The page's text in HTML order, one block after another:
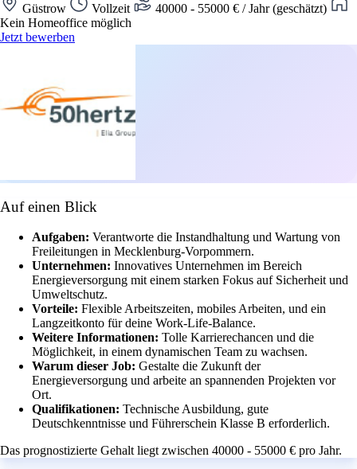
Güstrow Vollzeit
40000 - 55000 € / Jahr (geschätzt)
Kein Homeoffice möglich
Jetzt bewerben
Auf einen Blick
Aufgaben: Verantworte die Instandhaltung und Wartung von
Freileitungen in Mecklenburg-Vorpommern.
Unternehmen: Innovatives Unternehmen im Bereich
Energieversorgung mit einem starken Fokus auf Sicherheit und
Umweltschutz.
Vorteile: Flexible Arbeitszeiten, mobiles Arbeiten, und ein
Langzeitkonto für deine Work-Life-Balance.
Weitere Informationen: Tolle Karrierechancen und die
Möglichkeit, in einem dynamischen Team zu wachsen.
Warum dieser Job: Gestalte die Zukunft der
Energieversorgung und arbeite an spannenden Projekten vor
Ort.
Qualifikationen: Technische Ausbildung, gute
Deutschkenntnisse und Führerschein Klasse B erforderlich.
Das prognostizierte Gehalt liegt zwischen 40000 - 55000 € pro Jahr.